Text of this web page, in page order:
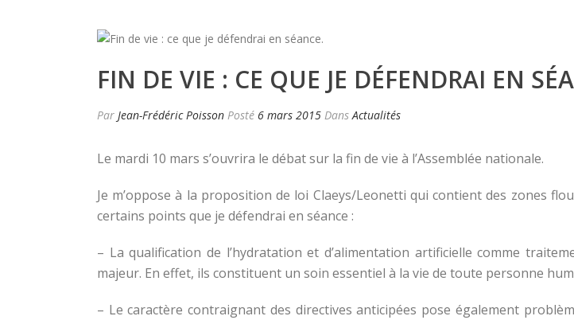
FIN DE VIE : CE QUE JE DÉFENDRAI EN
Par Jean-Frédéric Poisson Posté 6 mars 2015 Dans Actualités
Le mardi 10 mars s’ouvrira le débat sur la fin de vie à l’Assemblée nationale.
Je m’oppose à la proposition de loi Claeys/Leonetti qui contient des zones
certains points que je défendrai en séance :
– La qualification de l’hydratation et d’alimentation artificielle comme
majeur. En effet, ils constituent un soin essentiel à la vie de toute personne
– Le caractère contraignant des directives anticipées pose également